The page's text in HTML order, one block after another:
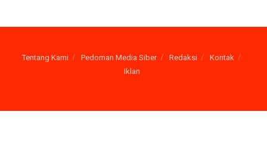
Tentang Kami Pedoman Media Siber Redaksi
Kontak
Iklan